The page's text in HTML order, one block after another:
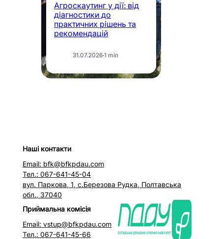
Агроскаутинг у дії: від
діагностики до
практичних рішень та
рекомендацій
31.07.2026·1 min
Наші контакти
Email: bfk@bfkpdau.com
Тел.: 067-641-45-04
вул. Паркова, 1, с.Березова Рудка, Полтавська
обл., 37040
Приймальна комісія
Email: vstup@bfkpdau.com
Тел.: 067-641-45-66